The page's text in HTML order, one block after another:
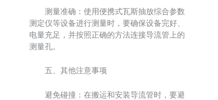
测量准确：使用便携式瓦斯抽放综合参数
测定仪等设备进行测量时，要确保设备完好、
电量充足，并按照正确的方法连接导流管上的
测量孔。
五、其他注意事项
避免碰撞：在搬运和安装导流管时，要避